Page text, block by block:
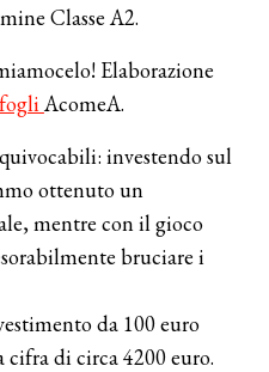
Classe A2.
Elaborazione
AcomeA.
investendo sul
ottenuto un
mentre con il gioco
bruciare i
da 100 euro
di circa 4200 euro.